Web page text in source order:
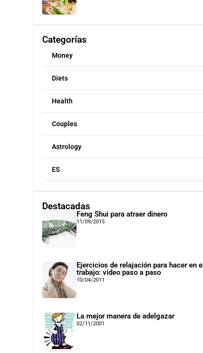
Categorías
Money
Diets
Health
Couples
Astrology
ES
Destacadas
Feng Shui para atraer dinero
11/09/2015
Ejercicios de relajación para hacer en el
trabajo: video paso a paso
10/04/2011
La mejor manera de adelgazar
02/11/2001